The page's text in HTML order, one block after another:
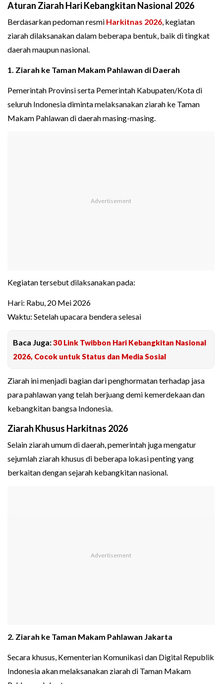
Aturan Ziarah Hari Kebangkitan Nasional 2026
Berdasarkan pedoman resmi Harkitnas 2026, kegiatan
ziarah dilaksanakan dalam beberapa bentuk, baik di tingkat
daerah maupun nasional.
1. Ziarah ke Taman Makam Pahlawan di Daerah
Pemerintah Provinsi serta Pemerintah Kabupaten/Kota di
seluruh Indonesia diminta melaksanakan ziarah ke Taman
Makam Pahlawan di daerah masing-masing.
Kegiatan tersebut dilaksanakan pada:
Hari: Rabu, 20 Mei 2026
Waktu: Setelah upacara bendera selesai
Baca Juga:30 Link Twibbon Hari Kebangkitan Nasional
2026, Cocok untuk Status dan Media Sosial
Ziarah ini menjadi bagian dari penghormatan terhadap jasa
para pahlawan yang telah berjuang demi kemerdekaan dan
kebangkitan bangsa Indonesia.
Ziarah Khusus Harkitnas 2026
Selain ziarah umum di daerah, pemerintah juga mengatur
sejumlah ziarah khusus di beberapa lokasi penting yang
berkaitan dengan sejarah kebangkitan nasional.
2. Ziarah ke Taman Makam Pahlawan Jakarta
Secara khusus, Kementerian Komunikasi dan Digital Republik
Indonesia akan melaksanakan ziarah di Taman Makam